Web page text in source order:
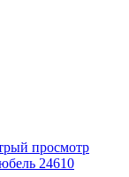
просмотр
24610